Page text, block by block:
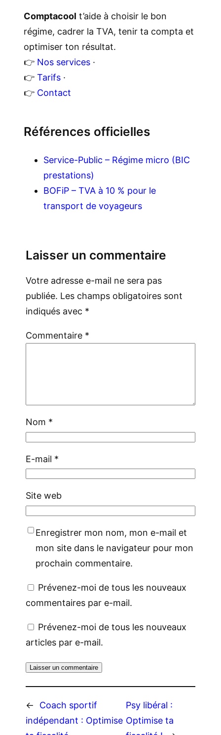
Comptacool t’aide à choisir le bon
régime, cadrer la TVA, tenir ta compta et
optimiser ton résultat.
👉 Nos services ·
👉 Tarifs ·
👉 Contact
Références officielles
Service-Public – Régime micro (BIC
prestations)
BOFiP – TVA à 10 % pour le
transport de voyageurs
Laisser un commentaire
Votre adresse e-mail ne sera pas
publiée. Les champs obligatoires sont
indiqués avec *
Commentaire *
Nom *
E-mail *
Site web
Enregistrer mon nom, mon e-mail et
mon site dans le navigateur pour mon
prochain commentaire.
Prévenez-moi de tous les nouveaux
commentaires par e-mail.
Prévenez-moi de tous les nouveaux
articles par e-mail.
←
Coach sportif
indépendant : Optimise
Psy libéral :
Optimise ta